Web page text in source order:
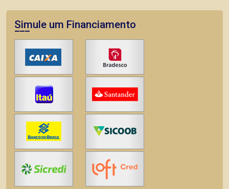
Simule um Financiamento